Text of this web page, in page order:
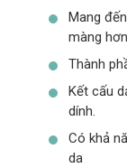
Mang
màng hơn
Thành
Kết cấu
dính.
Có khả
da